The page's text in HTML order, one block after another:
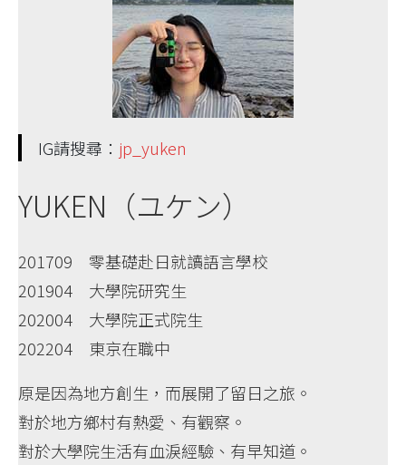
IG請搜尋： jp_yuken
YUKEN（ユケン）
201709 零基礎赴日就讀語言學校
201904 大學院研究生
202004 大學院正式院生
202204 東京在職中
原是因為地方創生，而展開了留日之旅。
對於地方鄉村有熱愛、有觀察。
對於大學院生活有血淚經驗、有早知道。